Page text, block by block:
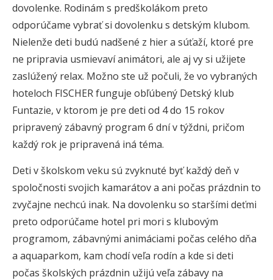
dovolenke. Rodinám s predškolákom preto
odporúčame vybrať si dovolenku s detským klubom.
Nielenže deti budú nadšené z hier a súťaží, ktoré pre
ne pripravia usmievaví animátori, ale aj vy si užijete
zaslúžený relax. Možno ste už počuli, že vo vybraných
hoteloch FISCHER funguje obľúbený Detský klub
Funtazie, v ktorom je pre deti od 4 do 15 rokov
pripravený zábavný program 6 dní v týždni, pričom
každý rok je pripravená iná téma.
Deti v školskom veku sú zvyknuté byť každý deň v
spoločnosti svojich kamarátov a ani počas prázdnin to
zvyčajne nechcú inak. Na dovolenku so staršími deťmi
preto odporúčame hotel pri mori s klubovým
programom, zábavnými animáciami počas celého dňa
a aquaparkom, kam chodí veľa rodín a kde si deti
počas školských prázdnin užijú veľa zábavy na